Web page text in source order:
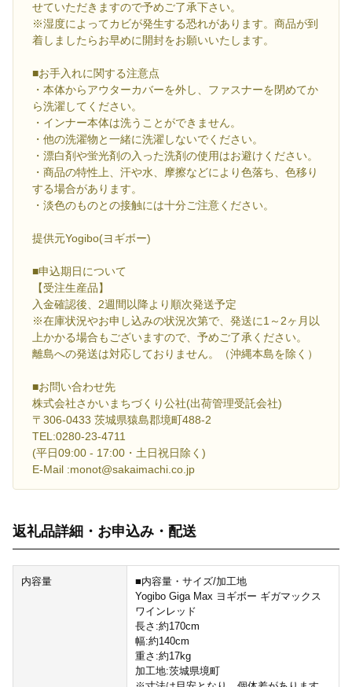
せていただきますので予めご了承下さい。
※湿度によってカビが発生する恐れがあります。商品が到
着しましたらお早めに開封をお願いいたします。
■お手入れに関する注意点
・本体からアウターカバーを外し、ファスナーを閉めてか
ら洗濯してください。
・インナー本体は洗うことができません。
・他の洗濯物と一緒に洗濯しないでください。
・漂白剤や蛍光剤の入った洗剤の使用はお避けください。
・商品の特性上、汗や水、摩擦などにより色落ち、色移り
する場合があります。
・淡色のものとの接触には十分ご注意ください。
提供元Yogibo(ヨギボー)
■申込期日について
【受注生産品】
入金確認後、2週間以降より順次発送予定
※在庫状況やお申し込みの状況次第で、発送に1～2ヶ月以
上かかる場合もございますので、予めご了承ください。
離島への発送は対応しておりません。（沖縄本島を除く）
■お問い合わせ先
株式会社さかいまちづくり公社(出荷管理受託会社)
〒306-0433 茨城県猿島郡境町488-2
TEL:0280-23-4711
(平日09:00 - 17:00・土日祝日除く)
E-Mail :monot@sakaimachi.co.jp
返礼品詳細・お申込み・配送
内容量
■内容量・サイズ/加工地
Yogibo Giga Max ヨギボー ギガマックス
ワインレッド
長さ:約170cm
幅:約140cm
重さ:約17kg
加工地:茨城県境町